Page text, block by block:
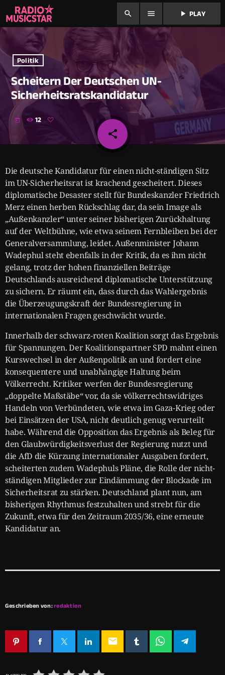
search menu play_arrow PLAY
Politik
Scheitern Der Deutschen UN-
Sicherheitsratskandidatur
today 12
share
email
Die deutsche Kandidatur für einen nicht-ständigen Sitz
im UN-Sicherheitsrat ist krachend gescheitert. Dieses
diplomatische Desaster stellt für Bundeskanzler Friedrich
Merz einen herben Rückschlag dar, da sein Image als
„Außenkanzler“ unter seiner bisherigen Zurückhaltung
auf der Weltbühne, wie etwa seinem Fernbleiben bei der
Generalversammlung, leidet. Außenminister Johann
Wadephul steht ebenfalls in der Kritik, da es ihm nicht
gelang, trotz der hohen finanziellen Beiträge
Deutschlands ausreichend diplomatische Unterstützung
zu sichern. Er räumt ein, dass durch das Wahlergebnis
die Überzeugungskraft der Bundesregierung in
internationalen Fragen geschwächt wurde.
Innerhalb der schwarz-roten Koalition sorgt das Ergebnis
für Spannungen. Der Koalitionspartner SPD mahnt einen
Kurswechsel in der Außenpolitik an und fordert eine
konsequentere und unabhängige Haltung beim
Völkerrecht. Kritiker werfen der Bundesregierung
„doppelte Maßstäbe“ vor, da sie völkerrechtswidriges
Handeln von Verbündeten, wie etwa im Gaza-Krieg oder
bei Einsätzen der USA, nicht deutlich genug verurteilt
habe. Während die Opposition das Ergebnis als Beleg für
den Glaubwürdigkeitsverlust der Regierung nutzt und
die AfD die Kürzung internationaler Ausgaben fordert,
scheiterten zudem Wadephuls Pläne, die Rolle der nicht-
ständigen Mitglieder zur Eindämmung der Blockade im
Sicherheitsrat zu stärken. Deutschland plant nun, am
bisherigen Rhythmus festzuhalten und strebt für die
Zukunft, etwa für den Zeitraum 2035/36, eine erneute
Kandidatur an.
Geschrieben von:redaktion
email